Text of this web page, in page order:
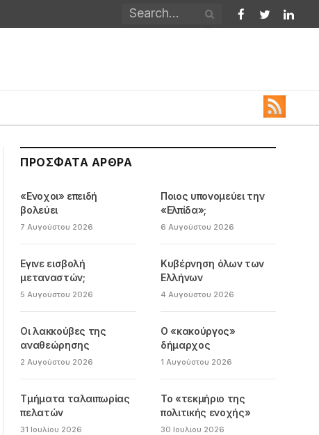
Facebook
Twitter
ΠΡΌΣΦΑΤΑ ΆΡΘΡΑ
«Ενοχοι» επειδή
βολεύει
7 Αυγούστου 2026
Ποιος υπονομεύει την
«Ελπίδα»;
6 Αυγούστου 2026
Εγινε εισβολή
μεταναστών;
5 Αυγούστου 2026
Κυβέρνηση όλων των
Ελλήνων
4 Αυγούστου 2026
Οι λακκούβες της
αναθεώρησης
2 Αυγούστου 2026
Ο «κακούργος»
δήμαρχος
1 Αυγούστου 2026
Τμήματα ταλαιπωρίας
πελατών
31 Ιουλίου 2026
Το «τεκμήριο της
πολιτικής ενοχής»
30 Ιουλίου 2026